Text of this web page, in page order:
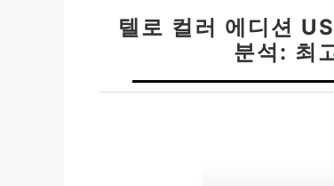
텔로 컬러 에디션
분석: 최